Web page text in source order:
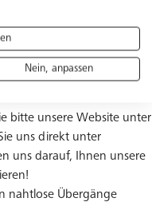
in Halle B5 einen
SkyTender zu geniessen
zu erleben.
bitte unsere Website unter
uns direkt unter
uns darauf, Ihnen unsere
nahtlose Übergänge
Nein, anpassen